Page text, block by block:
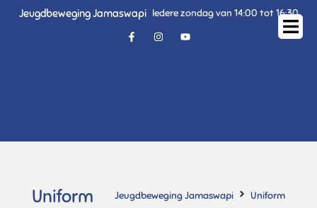
Jeugdbeweging Jamaswapi Iedere zondag van 14:00 tot 16:30
Uniform Jeugdbeweging Jamaswapi Uniform